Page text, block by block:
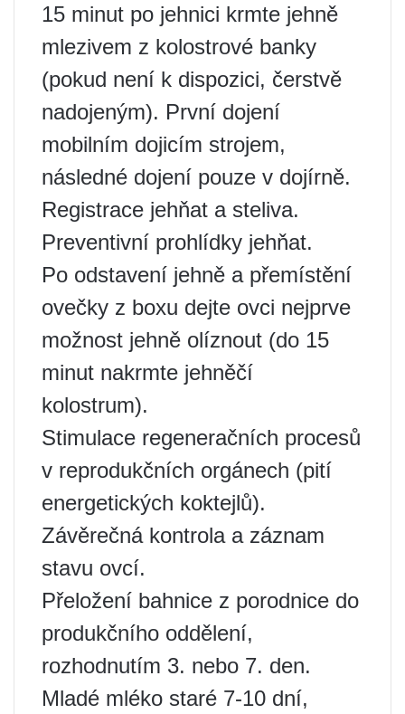
15 minut po jehnici krmte jehně
mlezivem z kolostrové banky
(pokud není k dispozici, čerstvě
nadojeným). První dojení
mobilním dojicím strojem,
následné dojení pouze v dojírně.
Registrace jehňat a steliva.
Preventivní prohlídky jehňat.
Po odstavení jehně a přemístění
ovečky z boxu dejte ovci nejprve
možnost jehně olíznout (do 15
minut nakrmte jehněčí
kolostrum).
Stimulace regeneračních procesů
v reprodukčních orgánech (pití
energetických koktejlů).
Závěrečná kontrola a záznam
stavu ovcí.
Přeložení bahnice z porodnice do
produkčního oddělení,
rozhodnutím 3. nebo 7. den.
Mladé mléko staré 7-10 dní,